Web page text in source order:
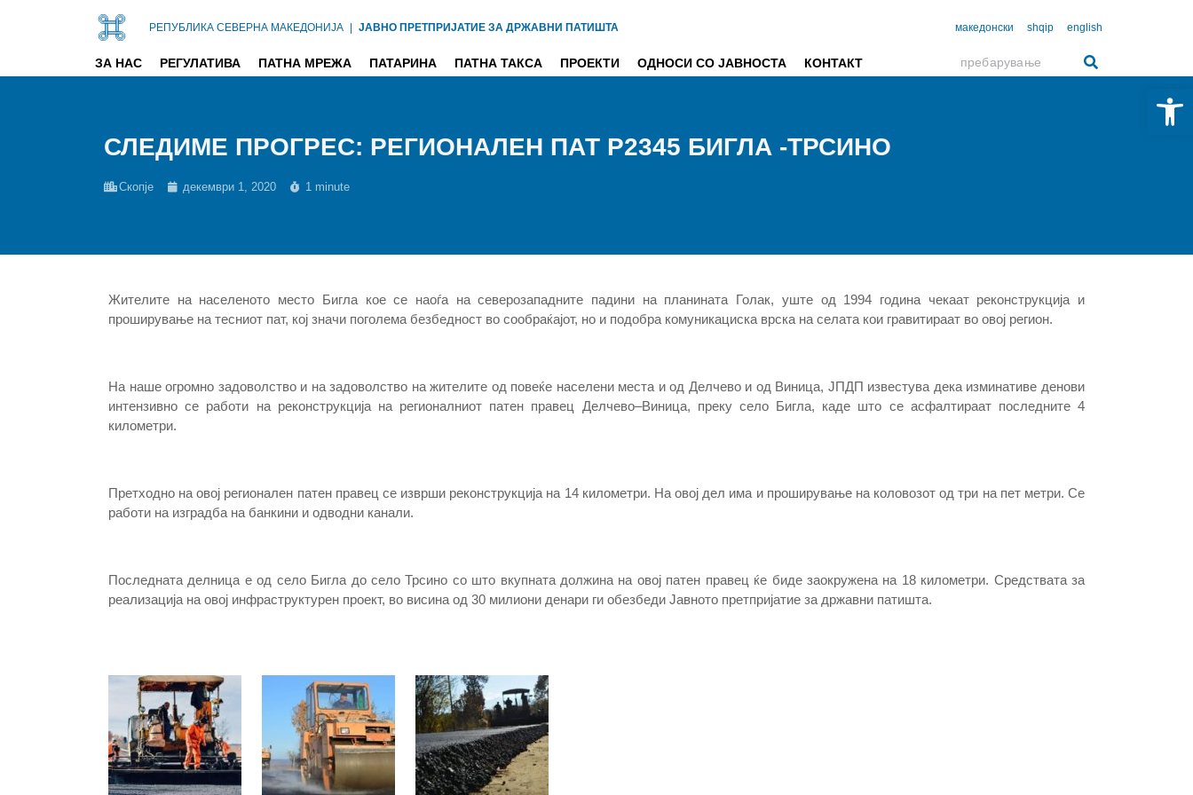
РЕПУБЛИКА СЕВЕРНА МАКЕДОНИЈА | ЈАВНО ПРЕТПРИЈАТИЕ ЗА ДРЖАВНИ ПАТИШТА македонски shqip english
ЗА НАС РЕГУЛАТИВА ПАТНА МРЕЖА ПАТАРИНА ПАТНА ТАКСА ПРОЕКТИ ОДНОСИ СО ЈАВНОСТА КОНТАКТ
СЛЕДИМЕ ПРОГРЕС: РЕГИОНАЛЕН ПАТ Р2345 БИГЛА -ТРСИНО
Скопје декември 1, 2020 1 minute
Жителите на населеното место Бигла кое се наоѓа на северозападните падини на планината Голак, уште од 1994 година чекаат реконструкција и
проширување на тесниот пат, кој значи поголема безбедност во сообраќајот, но и подобра комуникациска врска на селата кои гравитираат во овој регион.
На наше огромно задоволство и на задоволство на жителите од повеќе населени места и од Делчево и од Виница, ЈПДП известува дека изминативе денови
интензивно се работи на реконструкција на регионалниот патен правец Делчево–Виница, преку село Бигла, каде што се асфалтираат последните 4
километри.
Претходно на овој регионален патен правец се изврши реконструкција на 14 километри. На овој дел има и проширување на коловозот од три на пет метри. Се
работи на изградба на банкини и одводни канали.
Последната делница е од село Бигла до село Трсино со што вкупната должина на овој патен правец ќе биде заокружена на 18 километри. Средствата за
реализација на овој инфраструктурен проект, во висина од 30 милиони денари ги обезбеди Јавното претпријатие за државни патишта.